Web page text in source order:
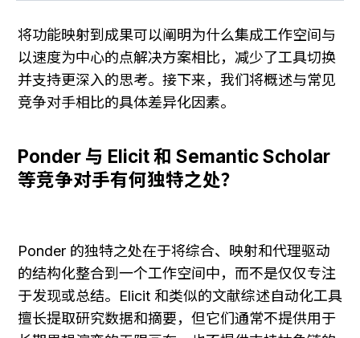
将功能映射到成果可以阐明为什么集成工作空间与
以速度为中心的点解决方案相比，减少了工具切换
并支持更深入的思考。接下来，我们将概述与常见
竞争对手相比的具体差异化因素。
Ponder 与 Elicit 和 Semantic Scholar
等竞争对手有何独特之处？
Ponder 的独特之处在于将综合、映射和代理驱动
的结构化整合到一个工作空间中，而不是仅仅专注
于发现或总结。Elicit 和类似的文献综述自动化工具
擅长提取研究数据和摘要，但它们通常不提供用于